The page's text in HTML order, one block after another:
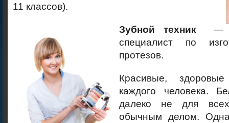
11 классов).
Зубной техник —
специалист по
протезов.
Красивые,
каждого человека.
далеко не для
обычным делом.